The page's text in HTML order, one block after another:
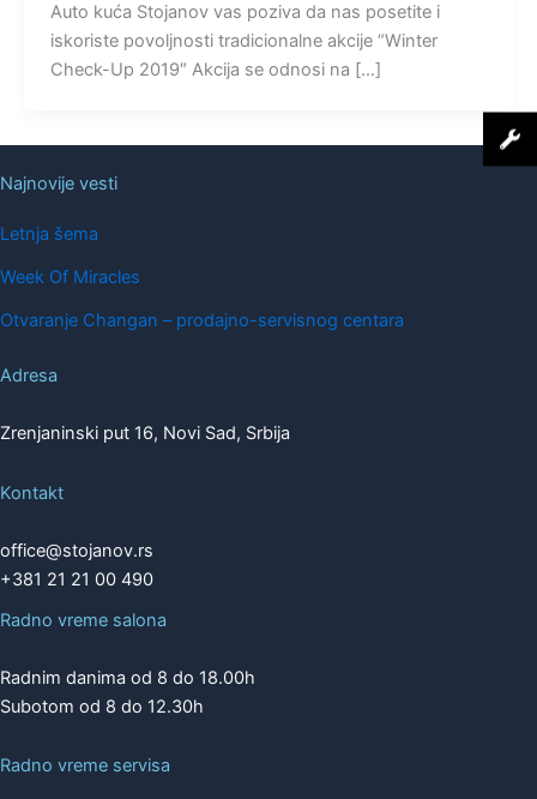
Auto kuća Stojanov vas poziva da nas posetite i
iskoriste povoljnosti tradicionalne akcije “Winter
Check-Up 2019″ Akcija se odnosi na […]
Najnovije vesti
Letnja šema
Week Of Miracles
Otvaranje Changan – prodajno-servisnog centara
Adresa
Zrenjaninski put 16, Novi Sad, Srbija
Kontakt
office@stojanov.rs
+381 21 21 00 490
Radno vreme salona
Radnim danima od 8 do 18.00h
Subotom od 8 do 12.30h
Radno vreme servisa